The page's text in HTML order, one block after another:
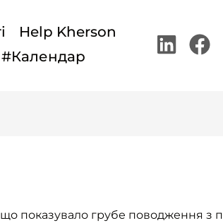
Help Kherson
#Календар
що показувало грубе поводження з